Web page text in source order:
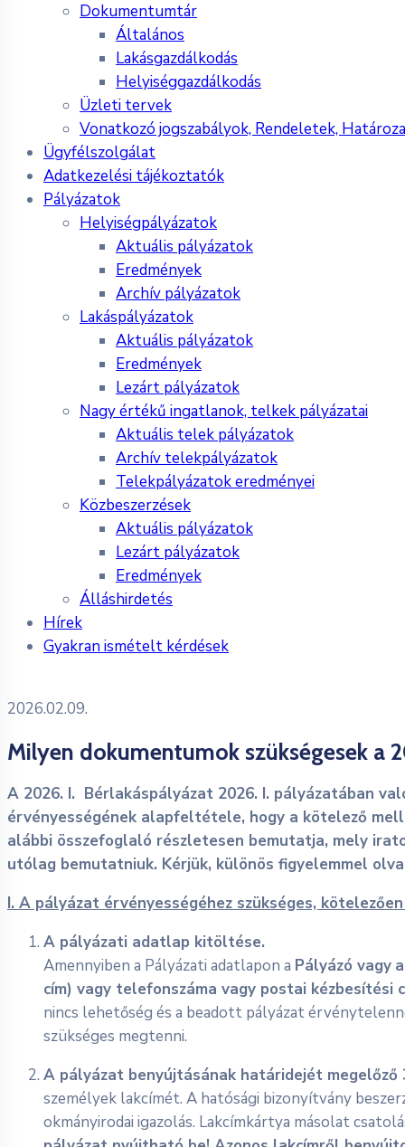
Dokumentumtár
Általános
Lakásgazdálkodás
Helyiséggazdálkodás
Üzleti tervek
Vonatkozó jogszabályok, Rendeletek,
Ügyfélszolgálat
Adatkezelési tájékoztatók
Pályázatok
Helyiségpályázatok
Aktuális pályázatok
Eredmények
Archív pályázatok
Lakáspályázatok
Aktuális pályázatok
Eredmények
Lezárt pályázatok
Nagy értékű ingatlanok, telkek pályázatai
Aktuális telek pályázatok
Archív telekpályázatok
Telekpályázatok eredményei
Közbeszerzések
Aktuális pályázatok
Lezárt pályázatok
Eredmények
Álláshirdetés
Hírek
Gyakran ismételt kérdések
2026.02.09.
Milyen dokumentumok szükségesek a
A 2026. I. Bérlakáspályázat 2026. I. pályázatában
érvényességének alapfeltétele, hogy a kötelező
alábbi összefoglaló részletesen bemutatja, mely
utólag bemutatniuk. Kérjük, különös figyelemmel
I. A pályázat érvényességéhez szükséges,
A pályázati adatlap kitöltése.
Amennyiben a Pályázati adatlapon a Pályázó vagy
cím) vagy telefonszáma vagy postai kézbesítési
nincs lehetőség és a beadott pályázat
szükséges megtenni.
A pályázat benyújtásának határidejét
személyek lakcímét. A hatósági bizonyítvány
okmányirodai igazolás. Lakcímkártya másolat